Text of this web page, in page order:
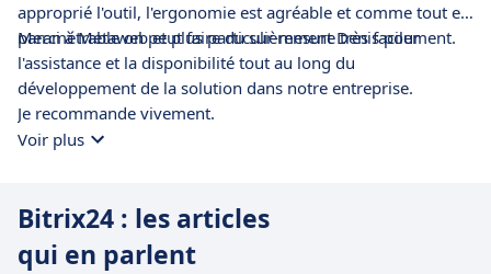
approprié l'outil, l'ergonomie est agréable et comme tout est
paramétrable on peut faire du sur-mesure très facilement.
Merci à Metaweb et plus particulièrement Denis pour
l'assistance et la disponibilité tout au long du
développement de la solution dans notre entreprise.
Je recommande vivement.
Voir plus
Bitrix24 : les articles
qui en parlent